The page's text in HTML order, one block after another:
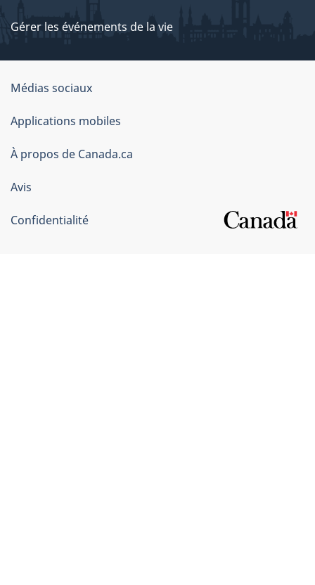
Gérer les événements de la vie
Organisation
du
gouvernement
du
Canada
Médias sociaux
Applications mobiles
À propos de Canada.ca
Avis
Confidentialité